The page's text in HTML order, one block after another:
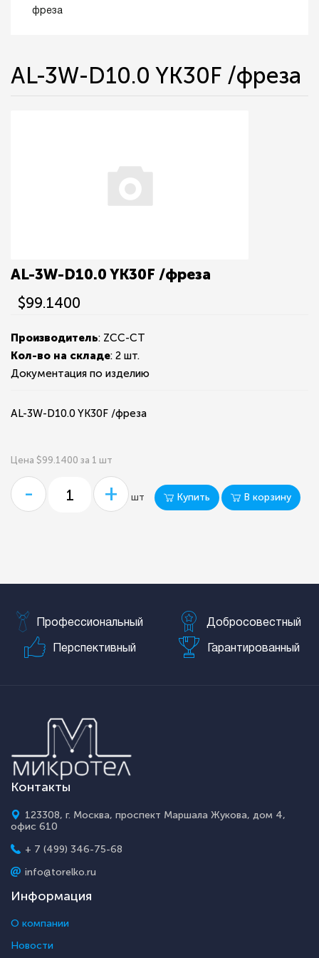
фреза
AL-3W-D10.0 YK30F /фреза
AL-3W-D10.0 YK30F /фреза
$99.1400
Производитель: ZCC-CT
Кол-во на складе: 2 шт.
Документация по изделию
AL-3W-D10.0 YK30F /фреза
Цена $99.1400 за 1 шт
- + шт Купить В корзину
Профессиональный Добросовестный
Перспективный Гарантированный
Контакты
123308, г. Москва, проспект Маршала Жукова, дом 4,
офис 610
+ 7 (499) 346-75-68
info@torelko.ru
Информация
О компании
Новости